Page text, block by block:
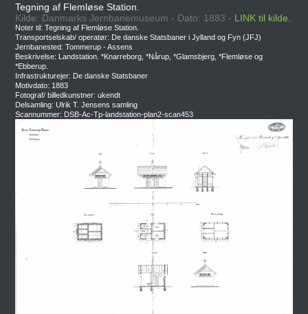
Tegning af Flemløse Station.
Kilde: Danmarks Jernbanemuseum - Dato: 1883 - LINK til kilde.
Noter til: Tegning af Flemløse Station.
Transportselskab/ operatør: De danske Statsbaner i Jylland og Fyn (JFJ)
Jernbanested: Tommerup - Assens
Beskrivelse: Landstation. *Knarreborg, *Nårup, *Glamsbjerg, *Flemløse og
*Ebberup.
Infrastrukturejer: De danske Statsbaner
Motivdato: 1883
Fotograf/ billedkunstner: ukendt
Delsamling: Ulrik T. Jensens samling
Scannummer: DSB-Ac-Tp-landstation-plan2-scan453